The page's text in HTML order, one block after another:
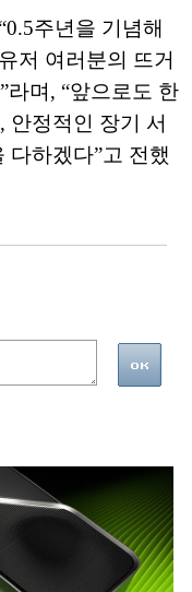
주년을 기념해
저 여러분의 뜨거
라며, “앞으로도 한
안정적인 장기 서
다하겠다”고 전했